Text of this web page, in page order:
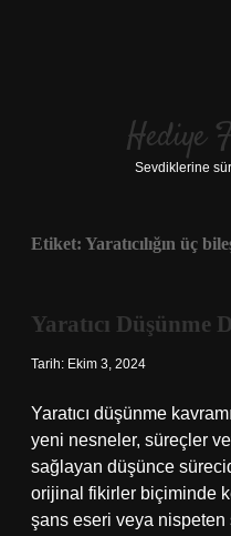
Hediye
Sevdiklerine
Etiket: Yaratıcılığın üç
Yaratıcı Düşünme
Tarih: Ekim 3, 2024
Yaratıcı düşünme
yeni nesneler, süreçler
sağlayan düşünce
orijinal fikirler biçiminde
şans eseri veya